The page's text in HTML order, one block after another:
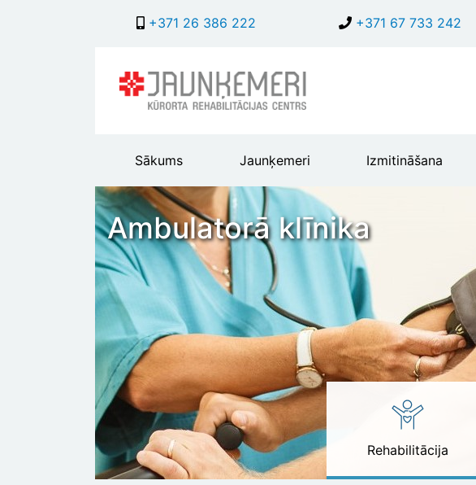
+371 26 386 222 +371 67 733 242
Main
header
menu
Sākums Jaunķemeri Izmitināšana
Ambulatorā klīnika
Rehabilitācija